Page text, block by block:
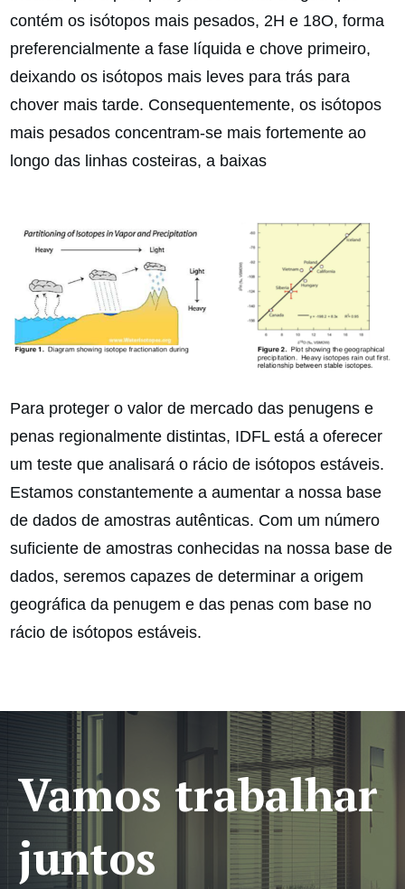
contém os isótopos mais pesados, 2H e 18O, forma
preferencialmente a fase líquida e chove primeiro,
deixando os isótopos mais leves para trás para
chover mais tarde. Consequentemente, os isótopos
mais pesados concentram-se mais fortemente ao
longo das linhas costeiras, a baixas
Para proteger o valor de mercado das penugens e
penas regionalmente distintas, IDFL está a oferecer
um teste que analisará o rácio de isótopos estáveis.
Estamos constantemente a aumentar a nossa base
de dados de amostras autênticas. Com um número
suficiente de amostras conhecidas na nossa base de
dados, seremos capazes de determinar a origem
geográfica da penugem e das penas com base no
rácio de isótopos estáveis.
Vamos trabalhar
juntos